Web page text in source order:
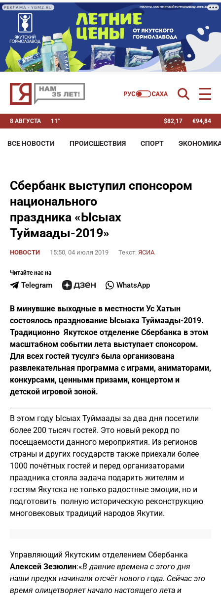
РЕКЛАМА • YGMZ.RU
8 АВГУСТА 11° $82,17 €94,84
ВСЕ НОВОСТИ ПРОИСШЕСТВИЯ СПОРТ
Сбербанк выступил спонсором
национального
праздника «Ысыах
Туймаады-2019»
НОВОСТИ 15:50, 04 июля 2019 Текст: ЯСИА
Читайте нас на
Telegram WhatsApp
В минувшие выходные в местности Ус Хатын
состоялось празднование Ысыаха Туймаады-2019.
Традиционно Якутское отделение Сбербанка в этом
масштабном событии лета выступает спонсором.
Для всех гостей тусулгэ была организована
развлекательная программа с играми, аниматорами,
конкурсами, ценными призами, концертом и
детской игровой зоной.
В этом году Ысыах Туймаады за два дня посетили
более 200 тысяч гостей. Это новый рекорд по
посещаемости данного мероприятия. Из регионов
страны и других государств также приехали более
1000 почётных гостей и перед организаторами
праздника стояла задача подарить жителям и
гостям Якутска не только радостные эмоции, но и
подготовить полную историческую реконструкцию
многовековых традиций народов Якутии.
Управляющий Якутским отделением Сбербанка
Алексей Зезюлин:«В давние времена с этого дня
наши предки начинали отсчёт нового года. Сейчас это
время олицетворяет начало настоящего лета и